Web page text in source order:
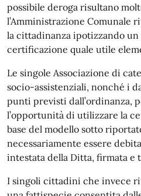
possibile deroga risultano
l’Amministrazione Comunale
la cittadinanza ipotizzando
certificazione quale utile
Le singole Associazione di
socio-assistenziali, nonché i
punti previsti dall’ordinanza,
l’opportunità di utilizzare la
base del modello sotto
necessariamente essere
intestata della Ditta, firmata e
I singoli cittadini che invece